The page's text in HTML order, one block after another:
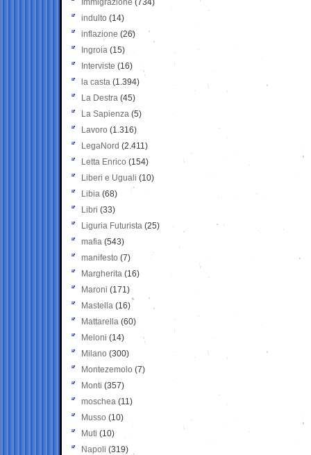
Immigrazione (734)
indulto (14)
inflazione (26)
Ingroia (15)
Interviste (16)
la casta (1.394)
La Destra (45)
La Sapienza (5)
Lavoro (1.316)
LegaNord (2.411)
Letta Enrico (154)
Liberi e Uguali (10)
Libia (68)
Libri (33)
Liguria Futurista (25)
mafia (543)
manifesto (7)
Margherita (16)
Maroni (171)
Mastella (16)
Mattarella (60)
Meloni (14)
Milano (300)
Montezemolo (7)
Monti (357)
moschea (11)
Musso (10)
Muti (10)
Napoli (319)